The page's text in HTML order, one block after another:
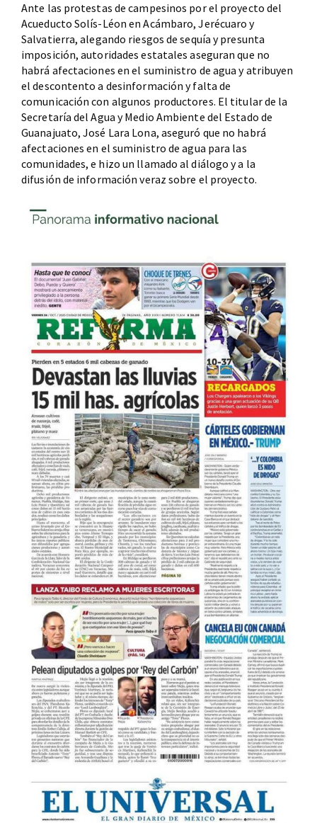
Ante las protestas de campesinos por el proyecto del
Acueducto Solís-Léon en Acámbaro, Jerécuaro y
Salvatierra, alegando riesgos de sequía y presunta
imposición, autoridades estatales aseguran que no
habrá afectaciones en el suministro de agua y atribuyen
el descontento a desinformación y falta de
comunicación con algunos productores. El titular de la
Secretaría del Agua y Medio Ambiente del Estado de
Guanajuato, José Lara Lona, aseguró que no habrá
afectaciones en el suministro de agua para las
comunidades, e hizo un llamado al diálogo y a la
difusión de información veraz sobre el proyecto.